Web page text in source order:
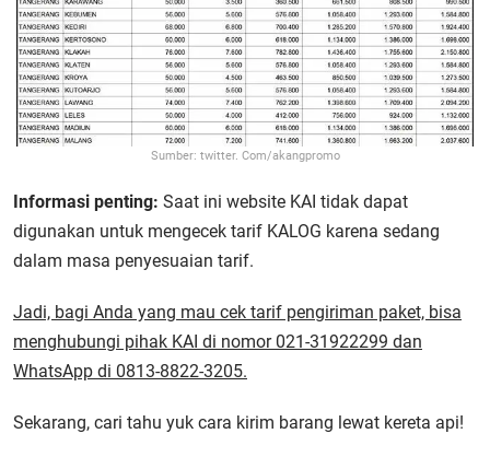
Sumber: twitter. Com/akangpromo
Informasi penting: Saat ini website KAI tidak dapat
digunakan untuk mengecek tarif KALOG karena sedang
dalam masa penyesuaian tarif.
Jadi, bagi Anda yang mau cek tarif pengiriman paket, bisa
menghubungi pihak KAI di nomor 021-31922299 dan
WhatsApp di 0813-8822-3205.
Sekarang, cari tahu yuk cara kirim barang lewat kereta api!